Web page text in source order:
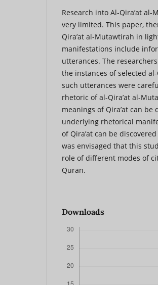
Research into Al-Qira’at
very limited. This paper,
Qira’at al-Mutawtirah in
manifestations include
utterances. The
the instances of selected
such utterances were
rhetoric of al-Qira’at al-
meanings of Qira’at can
underlying rhetorical
of Qira’at can be
was envisaged that this
role of different modes of
Quran.
Downloads